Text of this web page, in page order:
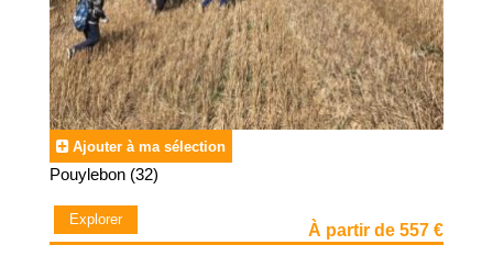
Ajouter à ma sélection
Pouylebon (32)
Explorer
À partir de 557 €